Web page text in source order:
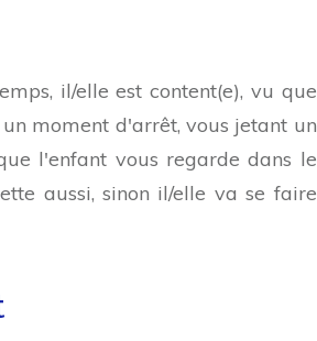
il/elle est content(e), vu que
moment d'arrêt, vous jetant un
l'enfant vous regarde dans le
aussi, sinon il/elle va se faire